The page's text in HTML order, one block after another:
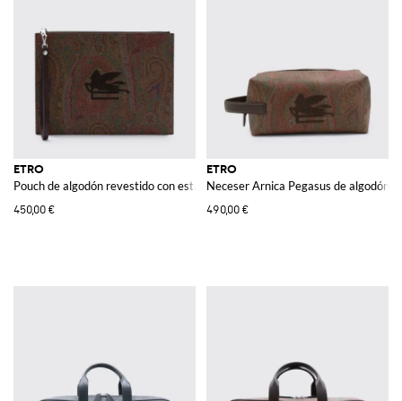
ETRO
Pouch de algodón revestido con estampado Paisley y piel
450,00 €
ETRO
Neceser Arnica Pegasus de algodón
490,00 €